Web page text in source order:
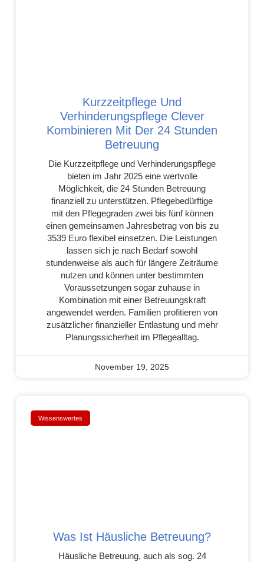
Kurzzeitpflege Und
Verhinderungspflege Clever
Kombinieren Mit Der 24 Stunden
Betreuung
Die Kurzzeitpflege und Verhinderungspflege
bieten im Jahr 2025 eine wertvolle
Möglichkeit, die 24 Stunden Betreuung
finanziell zu unterstützen. Pflegebedürftige
mit den Pflegegraden zwei bis fünf können
einen gemeinsamen Jahresbetrag von bis zu
3539 Euro flexibel einsetzen. Die Leistungen
lassen sich je nach Bedarf sowohl
stundenweise als auch für längere Zeiträume
nutzen und können unter bestimmten
Voraussetzungen sogar zuhause in
Kombination mit einer Betreuungskraft
angewendet werden. Familien profitieren von
zusätzlicher finanzieller Entlastung und mehr
Planungssicherheit im Pflegealltag.
November 19, 2025
Wissenswertes
Was Ist Häusliche Betreuung?
Häusliche Betreuung, auch als sog. 24